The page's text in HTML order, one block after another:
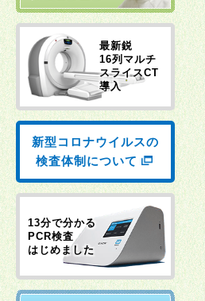
最新鋭
16列マルチ
スライスCT
導入
新型コロナウイルスの
検査体制について
13分で分かる
PCR検査
はじめました